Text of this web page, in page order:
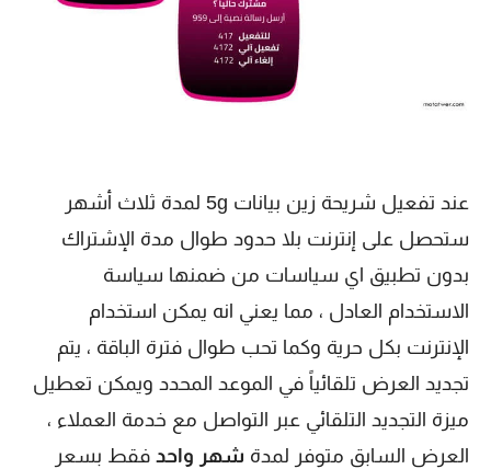
عند تفعيل شريحة زين بيانات 5g لمدة ثلاث أشهر
ستحصل على إنترنت بلا حدود طوال مدة الإشتراك
بدون تطبيق اي سياسات من ضمنها سياسة
الاستخدام العادل ، مما يعني انه يمكن استخدام
الإنترنت بكل حرية وكما تحب طوال فترة الباقة ، يتم
تجديد العرض تلقائياً في الموعد المحدد ويمكن تعطيل
ميزة التجديد التلقائي عبر التواصل مع خدمة العملاء ،
العرض السابق متوفر لمدة شهر واحد فقط بسعر